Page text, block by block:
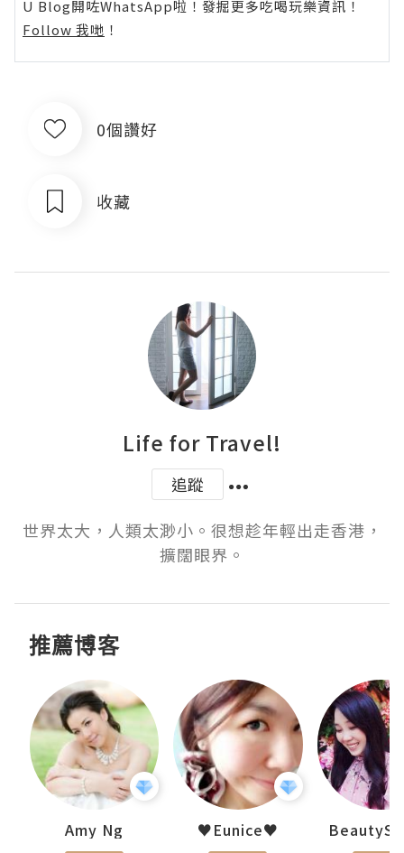
U Blog開咗WhatsApp啦！發掘更多吃喝玩樂資訊！
Follow 我哋 ！
0個讚好
收藏
Life for Travel!
追蹤
世界太大，人類太渺小。很想趁年輕出走香港，
擴闊眼界。
推薦博客
Amy Ng ♥Eunice♥